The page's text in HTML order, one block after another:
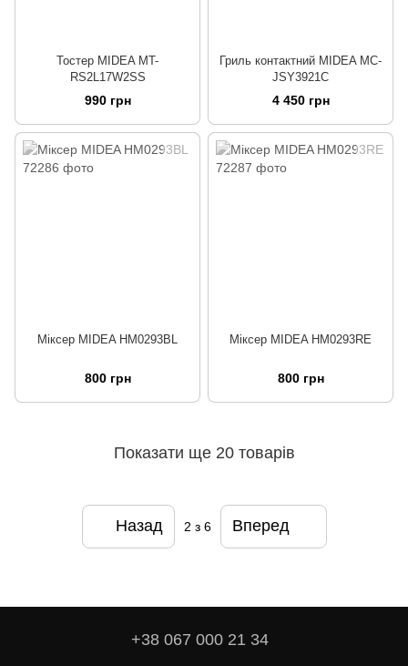
Тостер MIDEA MT-
RS2L17W2SS
990 грн
Гриль контактний MIDEA MC-
JSY3921C
4 450 грн
Міксер MIDEA HM0293BL
800 грн
Міксер MIDEA HM0293RE
800 грн
Показати ще 20 товарів
Назад 2 з 6 Вперед
+38 067 000 21 34